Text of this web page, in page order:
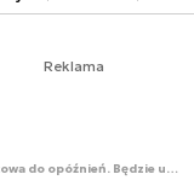
Reklama
Polska gotowa do opóźnień. Będzie uzupełnienie dla Patriota